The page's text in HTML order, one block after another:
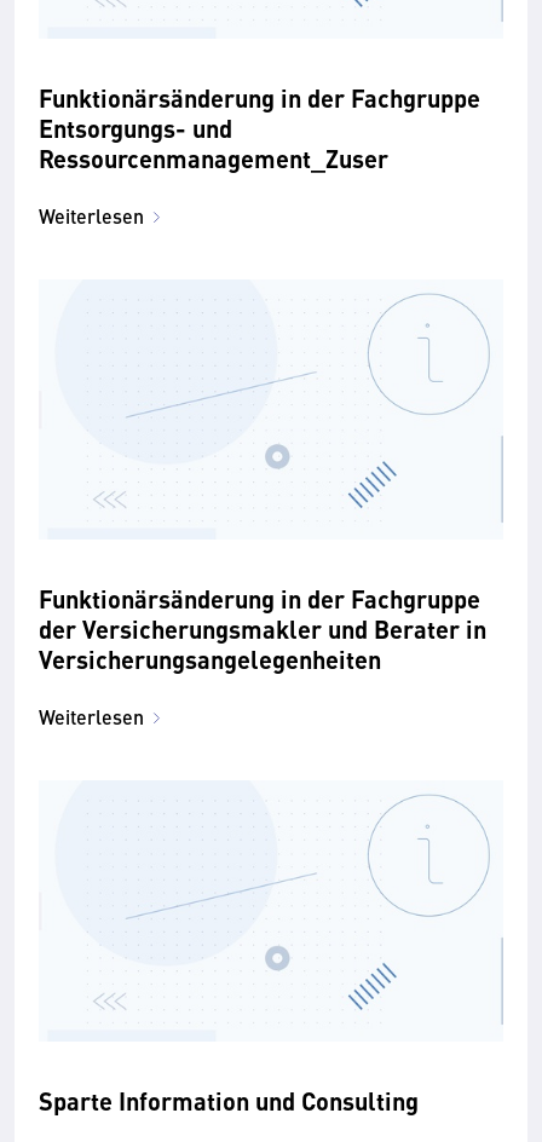
Funktionärsänderung in der Fachgruppe
Entsorgungs- und
Ressourcenmanagement_Zuser
Weiterlesen
Funktionärsänderung in der Fachgruppe
der Versicherungsmakler und Berater in
Versicherungsangelegenheiten
Weiterlesen
Sparte Information und Consulting